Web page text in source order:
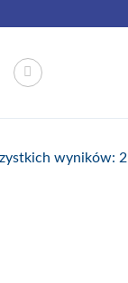
wyników: 2